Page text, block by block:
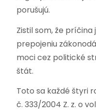
porušujú.
Zistil som, že príčina
prepojeniu
moci cez politické
štát.
Toto sa každé štyri
č. 333/2004 Z. z. o